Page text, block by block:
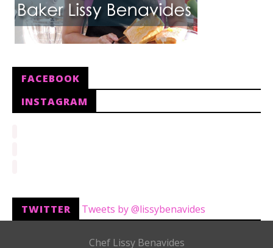
FACEBOOK
INSTAGRAM
TWITTER Tweets by @lissybenavides
Chef Lissy Benavides